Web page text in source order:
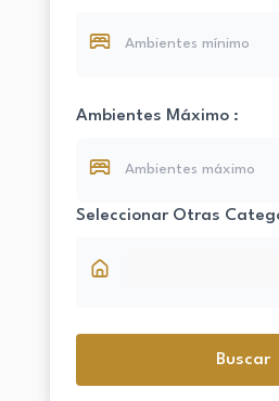
Ambientes Máximo :
Seleccionar Otras